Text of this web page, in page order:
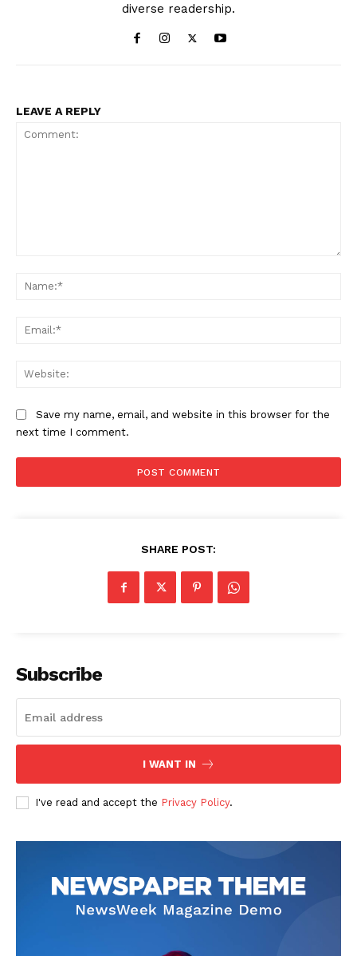
diverse readership.
LEAVE A REPLY
Save my name, email, and website in this browser for the
next time I comment.
SHARE POST:
Subscribe
I WANT IN
I've read and accept the Privacy Policy.